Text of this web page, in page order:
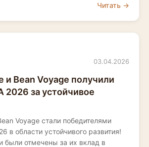
Читать →
03.04.2026
и Bean Voyage получили
2026 за устойчивое
Voyage стали победителями
в области устойчивого развития!
были отмечены за их вклад в